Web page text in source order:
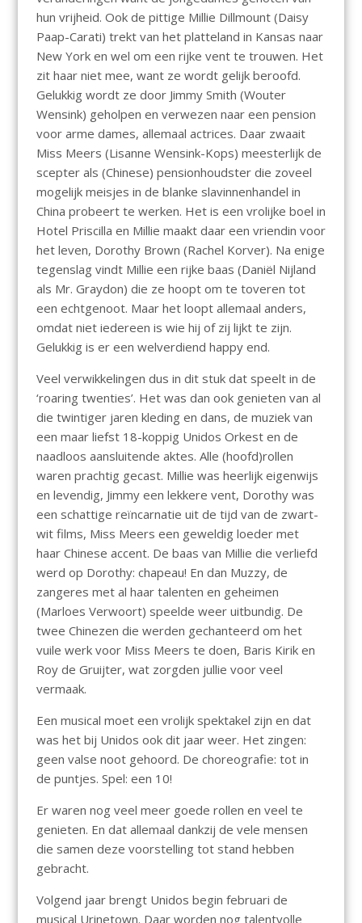
hun vrijheid. Ook de pittige Millie Dillmount (Daisy
Paap-Carati) trekt van het platteland in Kansas naar
New York en wel om een rijke vent te trouwen. Het
zit haar niet mee, want ze wordt gelijk beroofd.
Gelukkig wordt ze door Jimmy Smith (Wouter
Wensink) geholpen en verwezen naar een pension
voor arme dames, allemaal actrices. Daar zwaait
Miss Meers (Lisanne Wensink-Kops) meesterlijk de
scepter als (Chinese) pensionhoudster die zoveel
mogelijk meisjes in de blanke slavinnenhandel in
China probeert te werken. Het is een vrolijke boel in
Hotel Priscilla en Millie maakt daar een vriendin voor
het leven, Dorothy Brown (Rachel Korver). Na enige
tegenslag vindt Millie een rijke baas (Daniël Nijland
als Mr. Graydon) die ze hoopt om te toveren tot
een echtgenoot. Maar het loopt allemaal anders,
omdat niet iedereen is wie hij of zij lijkt te zijn.
Gelukkig is er een welverdiend happy end.
Veel verwikkelingen dus in dit stuk dat speelt in de
‘roaring twenties’. Het was dan ook genieten van al
die twintiger jaren kleding en dans, de muziek van
een maar liefst 18-koppig Unidos Orkest en de
naadloos aansluitende aktes. Alle (hoofd)rollen
waren prachtig gecast. Millie was heerlijk eigenwijs
en levendig, Jimmy een lekkere vent, Dorothy was
een schattige reïncarnatie uit de tijd van de zwart-
wit films, Miss Meers een geweldig loeder met
haar Chinese accent. De baas van Millie die verliefd
werd op Dorothy: chapeau! En dan Muzzy, de
zangeres met al haar talenten en geheimen
(Marloes Verwoort) speelde weer uitbundig. De
twee Chinezen die werden gechanteerd om het
vuile werk voor Miss Meers te doen, Baris Kirik en
Roy de Gruijter, wat zorgden jullie voor veel
vermaak.
Een musical moet een vrolijk spektakel zijn en dat
was het bij Unidos ook dit jaar weer. Het zingen:
geen valse noot gehoord. De choreografie: tot in
de puntjes. Spel: een 10!
Er waren nog veel meer goede rollen en veel te
genieten. En dat allemaal dankzij de vele mensen
die samen deze voorstelling tot stand hebben
gebracht.
Volgend jaar brengt Unidos begin februari de
musical Urinetown. Daar worden nog talentvolle